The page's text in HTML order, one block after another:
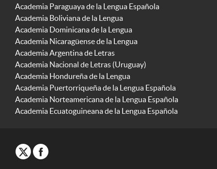
Academia Paraguaya de la Lengua Española
Academia Boliviana de la Lengua
Academia Dominicana de la Lengua
Academia Nicaragüense de la Lengua
Academia Argentina de Letras
Academia Nacional de Letras (Uruguay)
Academia Hondureña de la Lengua
Academia Puertorriqueña de la Lengua Española
Academia Norteamericana de la Lengua Española
Academia Ecuatoguineana de la Lengua Española